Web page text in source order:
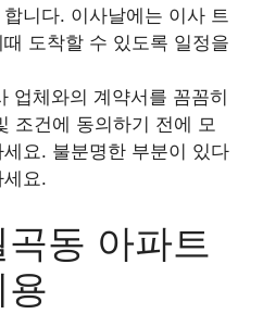
니다. 이사날에는 이사 트
도착할 수 있도록 일정을
업체와의 계약서를 꼼꼼히
조건에 동의하기 전에 모
요. 불분명한 부분이 있다
요.
동 아파트